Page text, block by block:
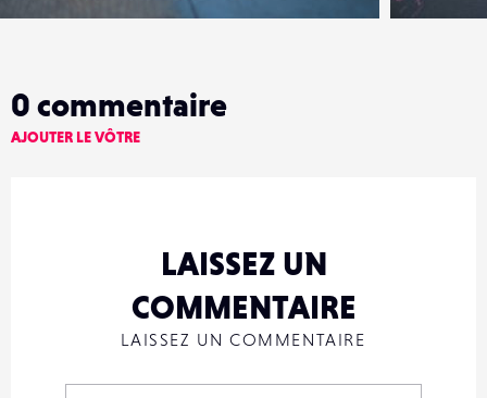
0 commentaire
AJOUTER LE VÔTRE
LAISSEZ UN
COMMENTAIRE
LAISSEZ UN COMMENTAIRE